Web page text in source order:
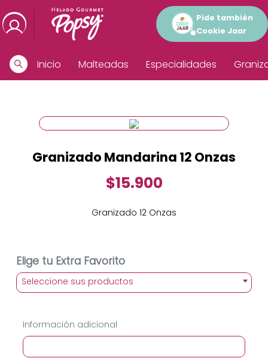
Pide también
Cookie Jaar
Inicio Malteadas Especialidades
Granizado Mandarina 12 Onzas
$15.900
Granizado 12 Onzas
Elige tu Extra Favorito
Seleccione sus productos
Información adicional